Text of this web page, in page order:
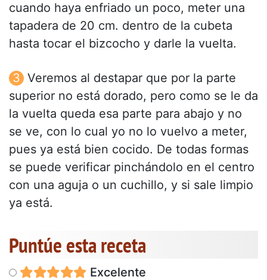
cuando haya enfriado un poco, meter una
tapadera de 20 cm. dentro de la cubeta
hasta tocar el bizcocho y darle la vuelta.
Veremos al destapar que por la parte
superior no está dorado, pero como se le da
la vuelta queda esa parte para abajo y no
se ve, con lo cual yo no lo vuelvo a meter,
pues ya está bien cocido. De todas formas
se puede verificar pinchándolo en el centro
con una aguja o un cuchillo, y si sale limpio
ya está.
Puntúe esta receta
Excelente